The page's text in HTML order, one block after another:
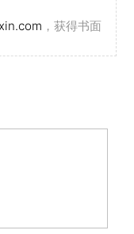
，获得书面